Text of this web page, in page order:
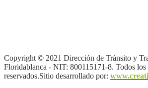
Copyright © 2021 Dirección de Tránsito y
Floridablanca - NIT: 800115171-8. Todos los
reservados.Sitio desarrollado por: